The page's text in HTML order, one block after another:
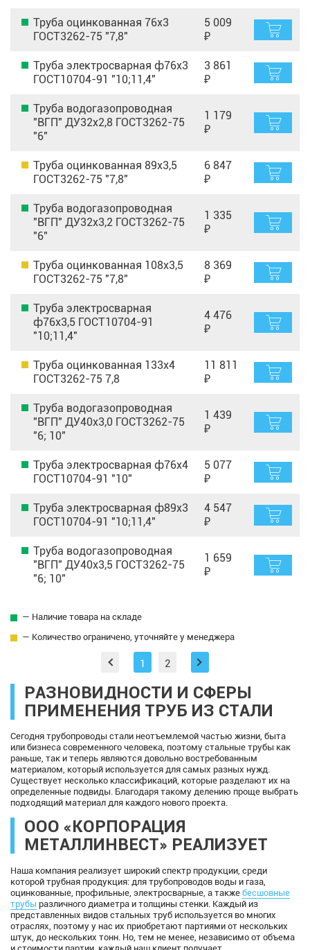
Труба оцинкованная 76х3
ГОСТ3262-75 "7,8"
5 009
₽
Труба электросварная ф76х3
ГОСТ10704-91 "10;11,4"
3 861
₽
Труба водогазопроводная
"ВГП" ДУ32х2,8 ГОСТ3262-75
"6"
1 179
₽
Труба оцинкованная 89х3,5
ГОСТ3262-75 "7,8"
6 847
₽
Труба водогазопроводная
"ВГП" ДУ32х3,2 ГОСТ3262-75
"6"
1 335
₽
Труба оцинкованная 108х3,5
ГОСТ3262-75 "7,8"
8 369
₽
Труба электросварная
ф76х3,5 ГОСТ10704-91
"10;11,4"
4 476
₽
Труба оцинкованная 133х4
ГОСТ3262-75 7,8
11 811
₽
Труба водогазопроводная
"ВГП" ДУ40х3,0 ГОСТ3262-75
"6; 10"
1 439
₽
Труба электросварная ф76х4
ГОСТ10704-91 "10"
5 077
₽
Труба электросварная ф89х3
ГОСТ10704-91 "10;11,4"
4 547
₽
Труба водогазопроводная
"ВГП" ДУ40х3,5 ГОСТ3262-75
"6; 10"
1 659
₽
— Наличие товара на складе
— Количество ограничено, уточняйте у менеджера
1 2
РАЗНОВИДНОСТИ И СФЕРЫ
ПРИМЕНЕНИЯ ТРУБ ИЗ СТАЛИ
Сегодня трубопроводы стали неотъемлемой частью жизни, быта
или бизнеса современного человека, поэтому стальные трубы как
раньше, так и теперь являются довольно востребованным
материалом, который используется для самых разных нужд.
Существует несколько классификаций, которые разделают их на
определенные подвиды. Благодаря такому делению проще выбрать
подходящий материал для каждого нового проекта.
ООО «КОРПОРАЦИЯ
МЕТАЛЛИНВЕСТ» РЕАЛИЗУЕТ
Наша компания реализует широкий спектр продукции, среди
которой трубная продукция: для трубопроводов воды и газа,
оцинкованные, профильные, электросварные, а также бесшовные
трубы различного диаметра и толщины стенки. Каждый из
представленных видов стальных труб используется во многих
отраслях, поэтому у нас их приобретают партиями от нескольких
штук, до нескольких тонн. Но, тем не менее, независимо от объема